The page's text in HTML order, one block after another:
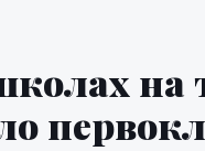
на